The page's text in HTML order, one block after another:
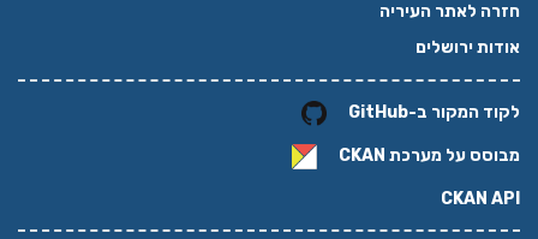
חזרה לאתר העיריה
אודות ירושלים
לקוד המקור ב-GitHub
מבוסס על מערכת CKAN
CKAN API